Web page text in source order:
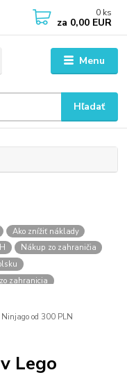
Menu
Hľadať
0 ks
za 0,00 EUR
Ako znížiť náklady
Nákup zo zahraničia
zahranicia
od 300 PLN
Lego